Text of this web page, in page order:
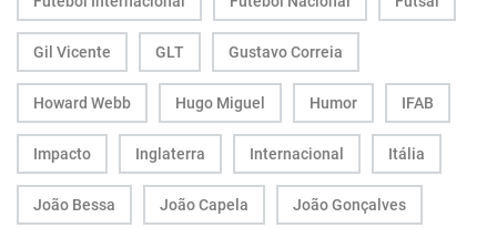
Gil Vicente GLT Gustavo Correia
Howard Webb Hugo Miguel Humor IFAB
Impacto Inglaterra Internacional Itália
João Bessa João Capela João Gonçalves